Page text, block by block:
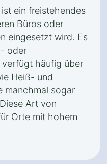
ein freistehendes
Büros oder
eingesetzt wird. Es
oder
verfügt häufig über
Heiß- und
manchmal sogar
Art von
Orte mit hohem